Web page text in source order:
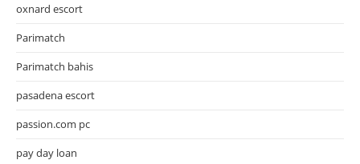
oxnard escort
Parimatch
Parimatch bahis
pasadena escort
passion.com pc
pay day loan